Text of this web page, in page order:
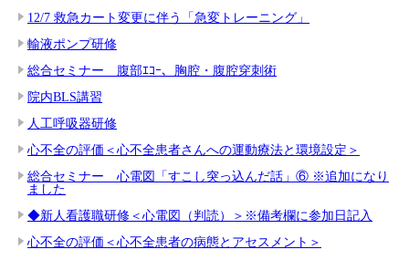
12/7 救急カート変更に伴う「急変トレーニング」
輸液ポンプ研修
総合セミナー 腹部ｴｺｰ、胸腔・腹腔穿刺術
院内BLS講習
人工呼吸器研修
心不全の評価＜心不全患者さんへの運動療法と環境設定＞
総合セミナー 心電図「すこし突っ込んだ話」⑥ ※追加になり
ました
◆新人看護職研修＜心電図（判読）＞※備考欄に参加日記入
心不全の評価＜心不全患者の病態とアセスメント＞